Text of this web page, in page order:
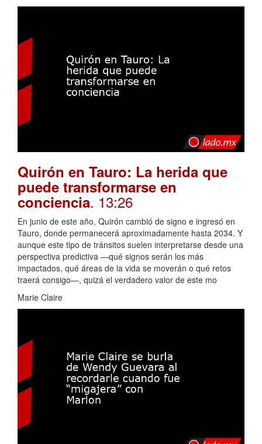
Quirón en Tauro: La herida que
puede transformarse en
conciencia. 13:26
En junio de este año, Quirón cambió de signo e ingresó en
Tauro, donde permanecerá aproximadamente hasta 2034. Y
aunque este tipo de tránsitos suelen interpretarse desde una
perspectiva predictiva —qué signos serán los más
impactados, qué áreas de la vida se moverán o qué retos
traerá consigo—, quizá el verdadero valor de este mo
Marie Claire